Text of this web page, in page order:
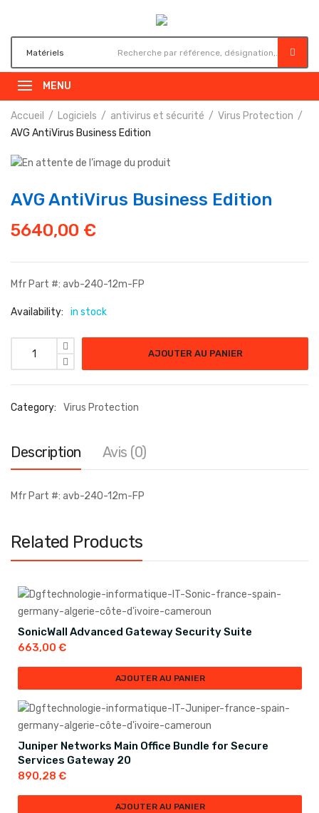
MENU
Accueil Logiciels antivirus et sécurité
Virus Protection
AVG AntiVirus Business Edition
AVG AntiVirus Business Edition
5640,00 €
Mfr Part #: avb-240-12m-FP
Availability: in stock
quantité de AVG AntiVirus Business Edition
AJOUTER AU PANIER
Category: Virus Protection
Description Avis (0)
Mfr Part #: avb-240-12m-FP
Related Products
SonicWall Advanced Gateway Security Suite
663,00 €
AJOUTER AU PANIER
Juniper Networks Main Office Bundle for Secure
Services Gateway 20
890,28 €
AJOUTER AU PANIER